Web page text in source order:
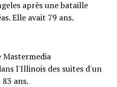
après une bataille
Elle avait 79 ans.
l'Illinois des suites d'un
ans.